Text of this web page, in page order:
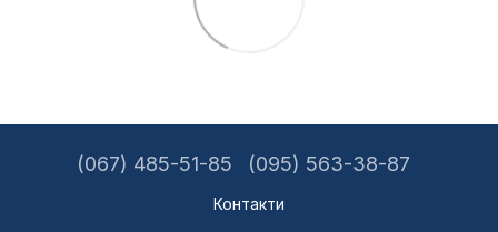
(067) 485-51-85 (095) 563-38-87
Контакти